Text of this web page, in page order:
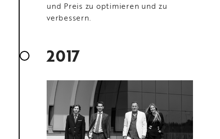
und Preis zu optimieren und zu
verbessern.
2017